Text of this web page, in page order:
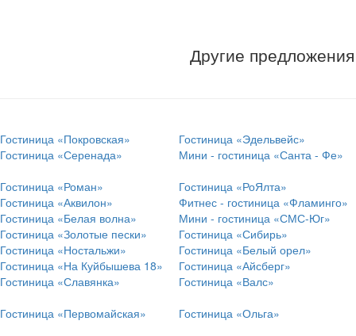
Другие
Гостиница «Покровская»
Гостиница «Эдельвейс»
Гостиница «Серенада»
Мини - гостиница «Санта - Фе»
Гостиница «Роман»
Гостиница «РоЯлта»
Гостиница «Аквилон»
Фитнес - гостиница «Фламинго»
Гостиница «Белая волна»
Мини - гостиница «СМС-Юг»
Гостиница «Золотые пески»
Гостиница «Сибирь»
Гостиница «Ностальжи»
Гостиница «Белый орел»
Гостиница «На Куйбышева 18»
Гостиница «Айсберг»
Гостиница «Славянка»
Гостиница «Валс»
Гостиница «Первомайская»
Гостиница «Ольга»